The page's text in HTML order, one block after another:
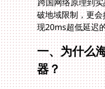
破地域限制，更
现20ms超低延迟
一、为什么
器？